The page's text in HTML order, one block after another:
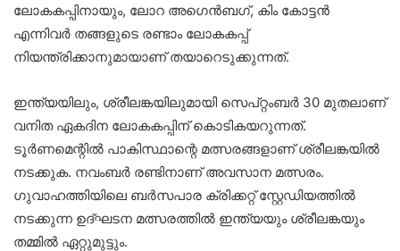
ലോകകപ്പിനായും, ലോറ അഗെന്‍ബഗ്, കിം കോട്ടന്‍
എന്നിവര്‍ തങ്ങളുടെ രണ്ടാം ലോകകപ്പ്
നിയന്ത്രിക്കാനുമായാണ് തയാറെടുക്കുന്നത്.
ഇന്ത്യയിലും, ശ്രീലങ്കയിലുമായി സെപ്റ്റംബർ 30 മുതലാണ്
വനിത ഏകദിന ലോകകപ്പിന് കൊടികയറുന്നത്.
ടൂർണമെന്റിൽ പാകിസ്ഥാന്റെ മത്സരങ്ങളാണ് ശ്രീലങ്കയില്‍
നടക്കുക. നവംബര്‍ രണ്ടിനാണ് അവസാന മത്സരം.
ഗുവാഹത്തിയിലെ ബർസപാര ക്രിക്കറ്റ് സ്റ്റേഡിയത്തിൽ
നടക്കുന്ന ഉദ്ഘടന മത്സരത്തിൽ ഇന്ത്യയും ശ്രീലങ്കയും
തമ്മിൽ ഏറ്റുമുട്ടും.